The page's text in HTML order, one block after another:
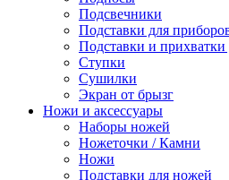
Подсвечники
Подставки для
Подставки и прихватки
Ступки
Сушилки
Экран от брызг
Ножи и аксессуары
Наборы ножей
Ножеточки / Камни
Ножи
Подставки для ножей